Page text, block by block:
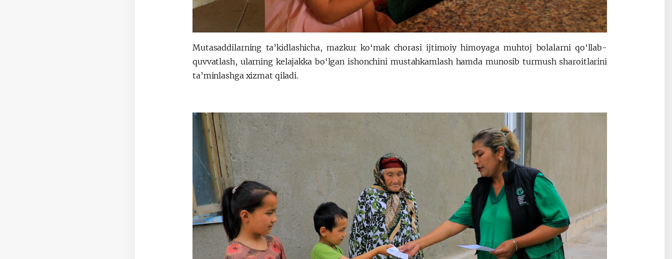
Mutasaddilarning ta’kidlashicha, mazkur ko‘mak chorasi ijtimoiy himoyaga muhtoj bolalarni qo‘llab-
quvvatlash, ularning kelajakka bo‘lgan ishonchini mustahkamlash hamda munosib turmush sharoitlarini
ta’minlashga xizmat qiladi.